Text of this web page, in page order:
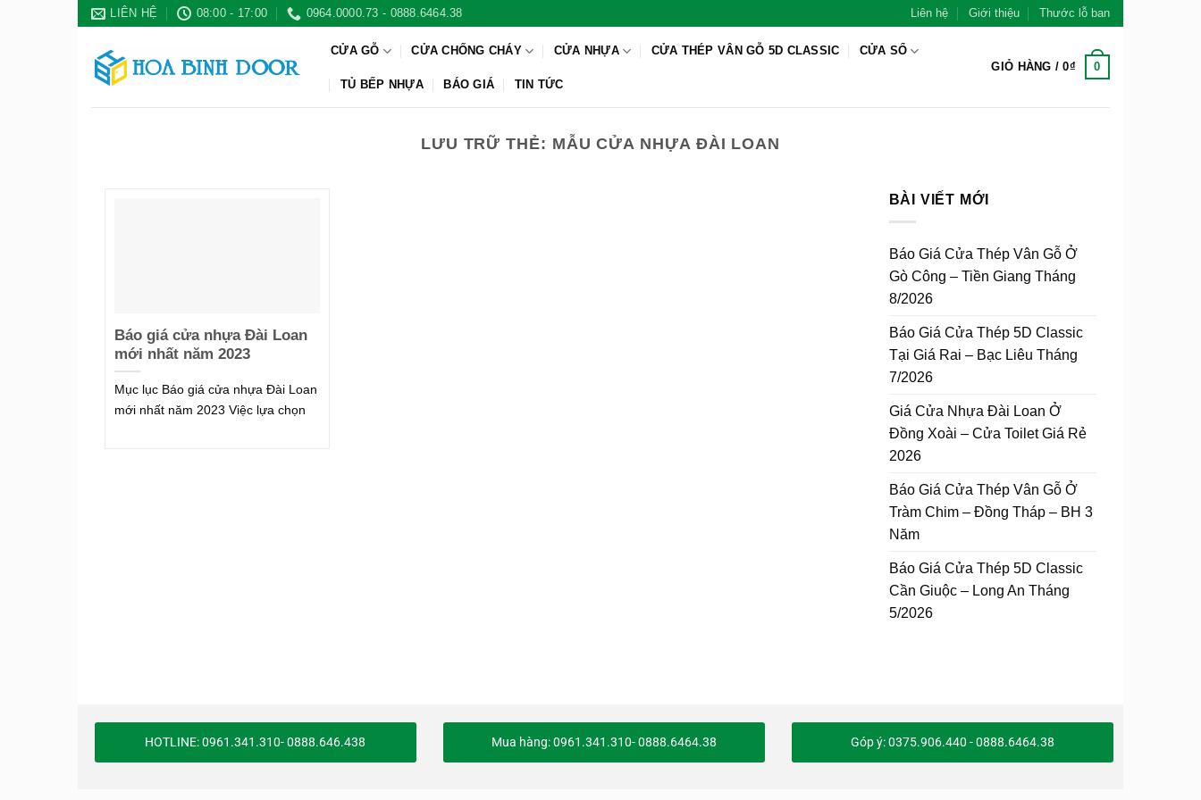
Bỏ
dung
LIÊN HỆ 08:00 - 17:00 0964.0000.73 - 0888.6464.38 Liên hệ Giới thiệu Thước lỗ ban
CỬA GỖ CỬA CHỐNG CHÁY CỬA NHỰA CỬA THÉP VÂN GỖ 5D CLASSIC CỬA SỔ
TỦ BẾP NHỰA BÁO GIÁ TIN TỨC
GIỎ HÀNG /0₫ 0
LƯU TRỮ THẺ: MẪU CỬA NHỰA ĐÀI LOAN
Báo giá cửa nhựa Đài Loan
mới nhất năm 2023
Mục lục Báo giá cửa nhựa Đài Loan
mới nhất năm 2023 Việc lựa chọn
BÀI VIẾT MỚI
Báo Giá Cửa Thép Vân Gỗ Ở
Gò Công – Tiền Giang Tháng
8/2026
Báo Giá Cửa Thép 5D Classic
Tại Giá Rai – Bạc Liêu Tháng
7/2026
Giá Cửa Nhựa Đài Loan Ở
Đồng Xoài – Cửa Toilet Giá Rẻ
2026
Báo Giá Cửa Thép Vân Gỗ Ở
Tràm Chim – Đồng Tháp – BH 3
Năm
Báo Giá Cửa Thép 5D Classic
Cần Giuộc – Long An Tháng
5/2026
HOTLINE: 0961.341.310- 0888.646.438 Mua hàng: 0961.341.310- 0888.6464.38 Góp ý: 0375.906.440 - 0888.6464.38